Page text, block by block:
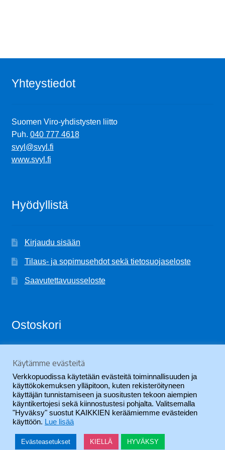
Yhteystiedot
Suomen Viro-yhdistysten liitto
Puh. 040 777 4618
svyl@svyl.fi
www.svyl.fi
Hyödyllistä
Kirjaudu sisään
Tilaus- ja sopimusehdot sekä tietosuojaseloste
Saavutettavuusseloste
Ostoskori
Ostoskori on tyhjä.
Käytämme evästeitä
Verkkopuodissa käytetään evästeitä toiminnallisuuden ja
käyttökokemuksen ylläpitoon, kuten rekisteröityneen
käyttäjän tunnistamiseen ja suositusten tekoon aiempien
käyntikertojesi sekä kiinnostustesi pohjalta. Valitsemalla
"Hyväksy" suostut KAIKKIEN keräämiemme evästeiden
käyttöön. Lue lisää
Evästeasetukset KIELLÄ HYVÄKSY